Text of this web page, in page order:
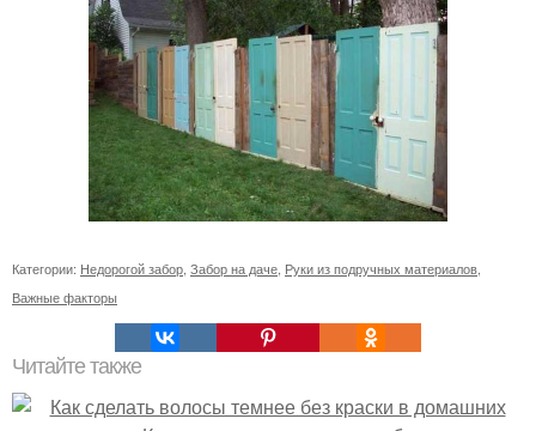
Категории: Недорогой забор, Забор на даче, Руки из подручных материалов,
Важные факторы
Читайте также